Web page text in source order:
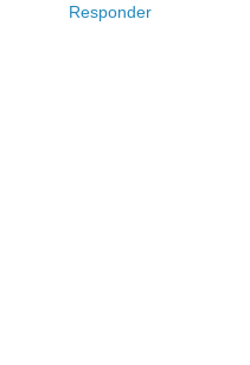
Responder